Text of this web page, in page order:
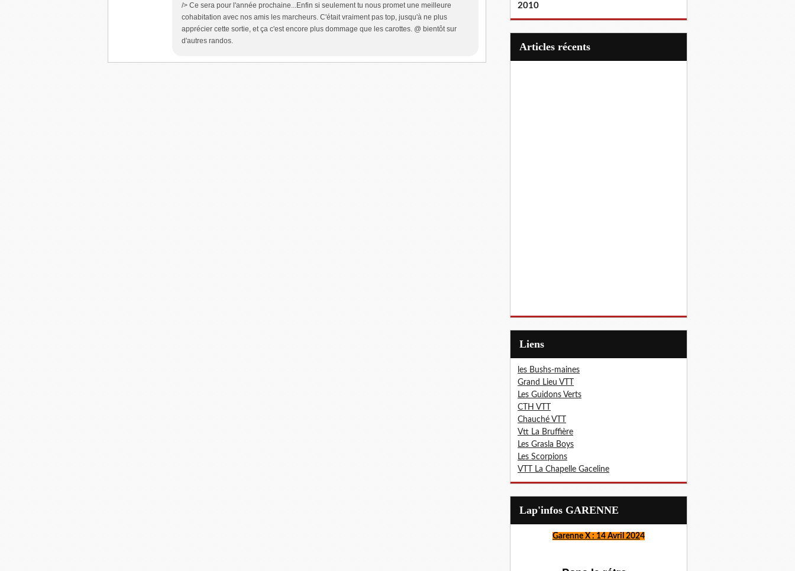
/> Ce sera pour l'année prochaine...Enfin si seulement tu nous promet une meilleure
cohabitation avec nos amis les marcheurs. C'était vraiment pas top, jusqu'à ne plus
apprécier cette sortie, et ça c'est encore plus dommage que les carottes. @ bientôt sur
d'autres randos.
2010
articles récents
Liens
les Bushs-maines
Grand Lieu VTT
Les Guidons Verts
CTH VTT
Chauché VTT
Vtt La Bruffière
Les Grasla Boys
Les Scorpions
VTT La Chapelle Gaceline
Lap'infos GARENNE
Garenne X : 14 Avril 2024